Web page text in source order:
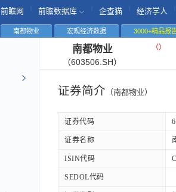
前瞻网 前瞻数据库 企查猫 经济学人
南都物业 宏观经济数据 3000+精品报
南都物业
（603506.SH）
（）
证券简介 （南都物业）
证券代码
证券名称
ISIN代码
SEDOL代码